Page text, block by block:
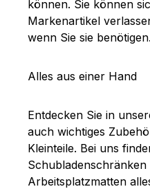
können. Sie können
Markenartikel
wenn Sie sie benötigen.
Alles aus einer Hand
Entdecken Sie in
auch wichtiges
Kleinteile. Bei uns
Arbeitsplatzmatten